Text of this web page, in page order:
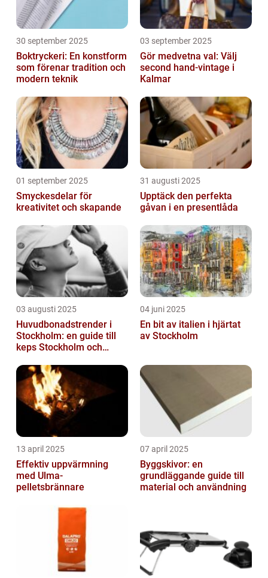
30 september 2025
Boktryckeri: En konstform
som förenar tradition och
modern teknik
03 september 2025
Gör medvetna val: Välj
second hand-vintage i
Kalmar
01 september 2025
Smyckesdelar för
kreativitet och skapande
31 augusti 2025
Upptäck den perfekta
gåvan i en presentlåda
03 augusti 2025
Huvudbonadstrender i
Stockholm: en guide till
keps Stockholm och
04 juni 2025
En bit av italien i hjärtat
av Stockholm
13 april 2025
Effektiv uppvärmning
med Ulma-
pelletsbrännare
07 april 2025
Byggskivor: en
grundläggande guide till
material och användning